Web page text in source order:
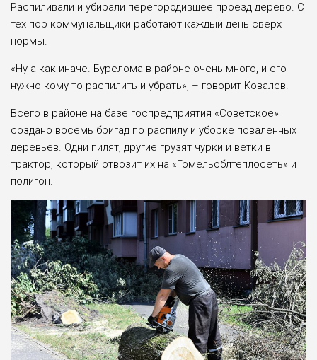
Распиливали и убирали перегородившее проезд дерево. С
тех пор коммунальщики работают каждый день сверх
нормы.
«Ну а как иначе. Бурелома в районе очень много, и его
нужно кому-то распилить и убрать», – говорит Ковалев.
Всего в районе на базе госпредприятия «Советское»
создано восемь бригад по распилу и уборке поваленных
деревьев. Одни пилят, другие грузят чурки и ветки в
трактор, который отвозит их на «Гомельоблтеплосеть» и
полигон.